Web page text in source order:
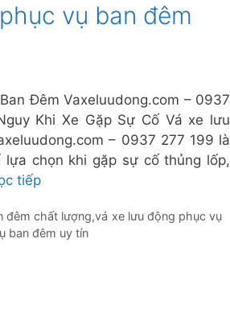
vụ ban đêm
Đêm Vaxeluudong.com – 0937
Khi Xe Gặp Sự Cố Vá xe lưu
– 0937 277 199 là
chọn khi gặp sự cố thủng lốp,
tiếp
đêm chất lượng,vá xe lưu động phục vụ
ban đêm uy tín